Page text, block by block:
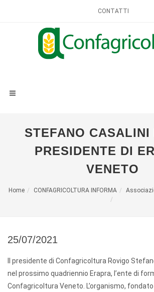
CONTATTI
STEFANO CASALINI
PRESIDENTE DI
VENETO
Home CONFAGRICOLTURA INFORMA
25/07/2021
Il presidente di Confagricoltura Rovigo
nel prossimo quadriennio Erapra, l’ente di
Confagricoltura Veneto. L’organismo, fondato